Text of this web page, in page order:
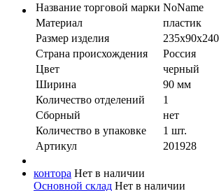
Название торговой марки NoName
Материал
пластик
Размер изделия
Страна происхождения
Россия
Цвет
черный
Ширина
90 мм
Количество отделений
1
Сборный
нет
Количество в упaковке
1 шт.
Артикул
201928
контора Нет в наличии
Основной склад Нет в наличии